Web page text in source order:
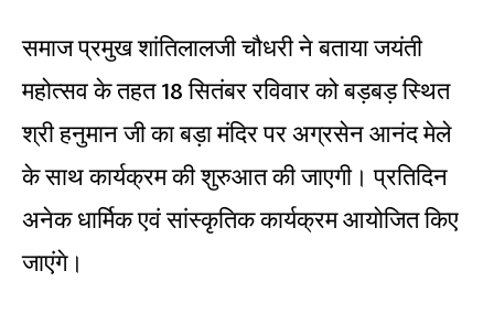
समाज प्रमुख शांतिलालजी चौधरी ने बताया जयंती
महोत्सव के तहत 18 सितंबर रविवार को बड़बड़ स्थित
श्री हनुमान जी का बड़ा मंदिर पर अग्रसेन आनंद मेले
के साथ कार्यक्रम की शुरुआत की जाएगी। प्रतिदिन
अनेक धार्मिक एवं सांस्कृतिक कार्यक्रम आयोजित किए
जाएंगे।